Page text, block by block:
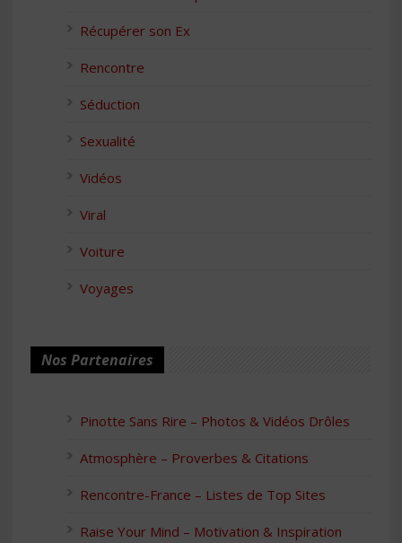
Récupérer son Ex
Rencontre
Séduction
Sexualité
Vidéos
Viral
Voiture
Voyages
Nos Partenaires
Pinotte Sans Rire – Photos & Vidéos Drôles
Atmosphère – Proverbes & Citations
Rencontre-France – Listes de Top Sites
Raise Your Mind – Motivation & Inspiration